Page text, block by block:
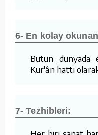
6- En kolay
Bütün dünyada
Kur'ân hattı
7- Tezhibleri: